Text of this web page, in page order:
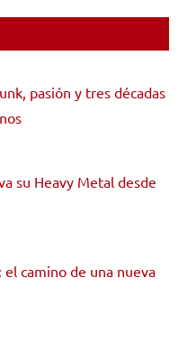
pasión y tres décadas
su Heavy Metal desde
el camino de una nueva